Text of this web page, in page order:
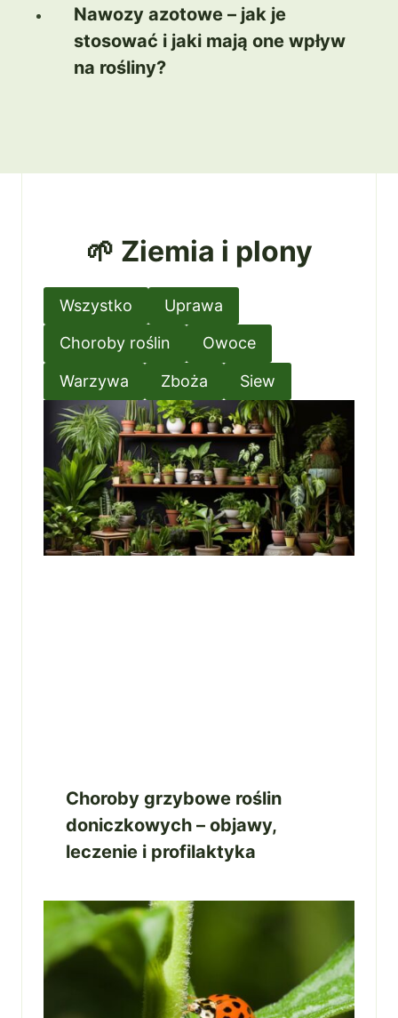
Nawozy azotowe – jak je
stosować i jaki mają one wpływ
na rośliny?
🌱 Ziemia i plony
Wszystko Uprawa
Choroby roślin Owoce
Warzywa Zboża Siew
Choroby grzybowe roślin
doniczkowych – objawy,
leczenie i profilaktyka